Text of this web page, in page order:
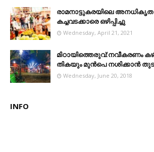
രാമനാട്ടുകരയിലെ
കച്ചവടക്കാരെ ഒഴിപ്പിച്ചു
Wednesday, April 21, 2021
മിഠായിത്തെരുവ്:നവീകരണം
തികയും മുൻപെ നശിക്കാൻ
Wednesday, June 20, 2018
INFO